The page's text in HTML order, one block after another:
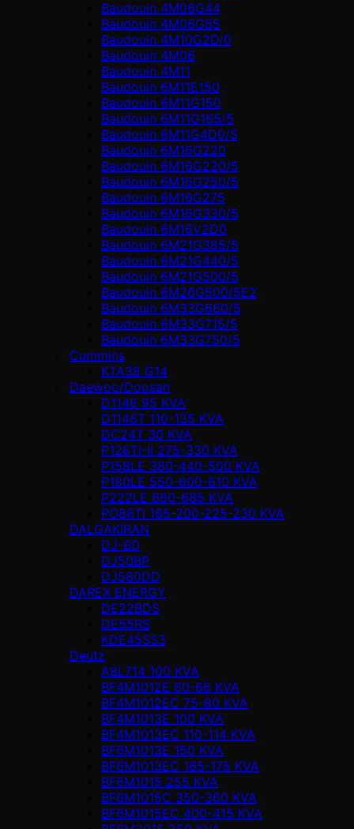
Baudouin 4M06G44
Baudouin 4M06G55
Baudouin 4M10G2D/0
Baudouin 4М06
Baudouin 4М11
Baudouin 6M11E150
Baudouin 6M11G150
Baudouin 6M11G165/5
Baudouin 6M11G4D0/S
Baudouin 6M16G220
Baudouin 6M16G220/5
Baudouin 6M16G250/5
Baudouin 6M16G275
Baudouin 6M16G330/5
Baudouin 6M16V2D0
Baudouin 6M21G385/5
Baudouin 6M21G440/5
Baudouin 6M21G500/5
Baudouin 6M26G500/5E2
Baudouin 6M33G660/5
Baudouin 6M33G715/5
Baudouin 6M33G750/5
Cummins
KTA38 G14
Daewoo/Doosan
D1146 95 KVA
D1146T 110-135 KVA
DC24T 30 KVA
P126TI-II 275-330 KVA
P158LE 380-440-500 KVA
P180LE 550-600-610 KVA
P222LE 660-685 KVA
PO86TI 165-200-225-230 KVA
DALGAKIRAN
DJ-BD
DJ50BP
DJ580DD
DAREX ENERGY
DE22BDS
DE55RS
KDE45SS3
Deutz
A8L714 100 KVA
BF4M1012E 60-66 KVA
BF4M1012EC 75-80 KVA
BF4M1013E 100 KVA
BF4M1013EC 110-114 KVA
BF6M1013E 150 KVA
BF6M1013EC 165-175 KVA
BF6M1015 255 KVA
BF6M1015C 350-360 KVA
BF6M1015EC 400-415 KVA